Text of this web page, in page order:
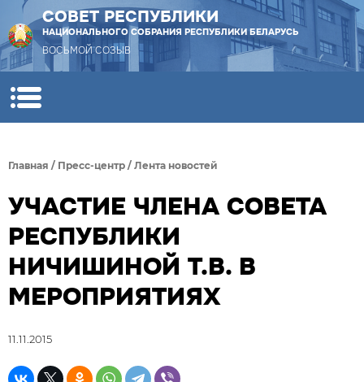
СОВЕТ РЕСПУБЛИКИ
НАЦИОНАЛЬНОГО СОБРАНИЯ РЕСПУБЛИКИ БЕЛАРУСЬ
ВОСЬМОЙ СОЗЫВ
Главная / Пресс-центр / Лента новостей
УЧАСТИЕ ЧЛЕНА СОВЕТА
РЕСПУБЛИКИ
НИЧИШИНОЙ Т.В. В
МЕРОПРИЯТИЯХ
11.11.2015